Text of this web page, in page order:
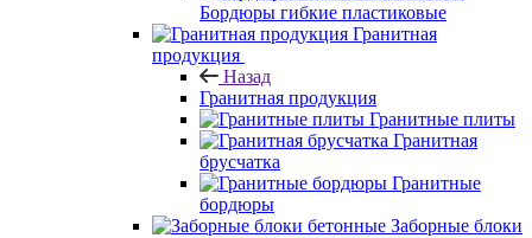
Бордюры гибкие пластиковые
Гранитная
продукция
Назад
Гранитная продукция
Гранитные плиты
Гранитная
брусчатка
Гранитные
бордюры
Заборные блоки